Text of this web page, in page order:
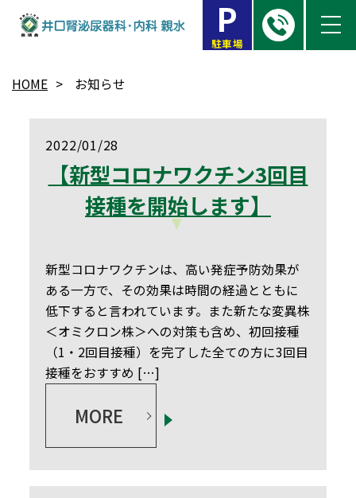
P
駐車場
HOME お知らせ
2022/01/28
【新型コロナワクチン3回目
接種を開始します】
新型コロナワクチンは、高い発症予防効果が
ある一方で、その効果は時間の経過とともに
低下すると言われています。また新たな変異株
＜オミクロン株＞への対策も含め、初回接種
（1・2回目接種）を完了した全ての方に3回目
接種をおすすめ […]
MORE